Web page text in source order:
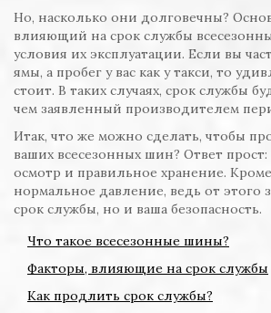
Но, насколько они долговечны?
влияющий на срок службы
условия их эксплуатации. Если вы
ямы, а пробег у вас как у такси, то
стоит. В таких случаях, срок службы
чем заявленный производителем
Итак, что же можно сделать, чтобы
ваших всесезонных шин? Ответ
осмотр и правильное хранение.
нормальное давление, ведь от этого
срок службы, но и ваша безопасность.
Что такое всесезонные шины?
Факторы, влияющие на срок службы
Как продлить срок службы?